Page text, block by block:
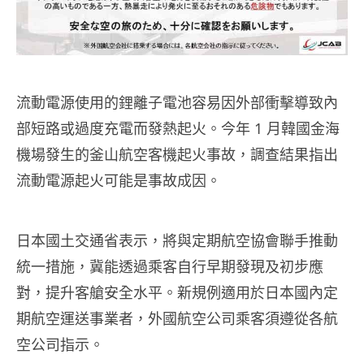
流動電源使用的鋰離子電池容易因外部衝擊導致內
部短路或過度充電而發熱起火。今年 1 月韓國金海
機場發生的釜山航空客機起火事故，調查結果指出
流動電源起火可能是事故成因。
日本國土交通省表示，將與定期航空協會聯手推動
統一措施，冀能透過乘客自行早期發現及初步應
對，提升客艙安全水平。新規例適用於日本國內定
期航空運送事業者，外國航空公司乘客須遵從各航
空公司指示。